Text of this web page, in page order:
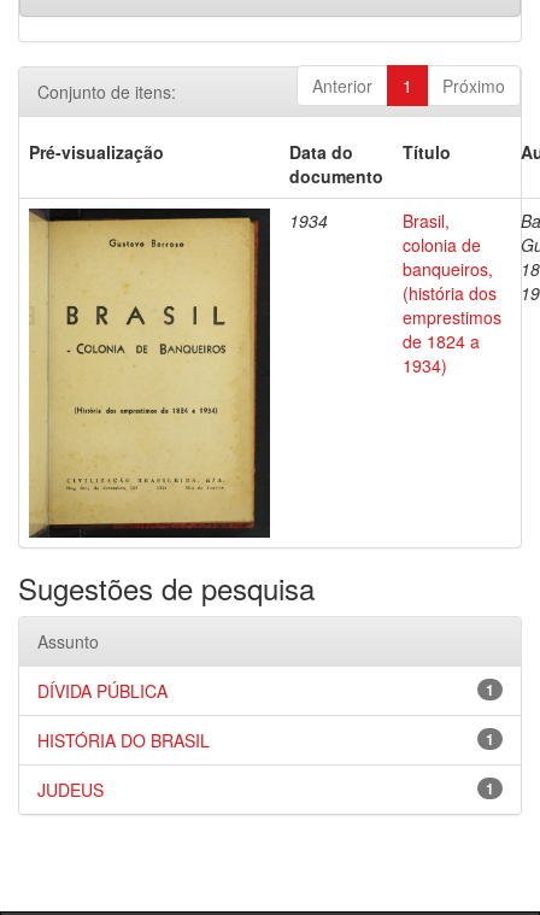
Anterior 1 Próximo
Conjunto de itens:
Pré-visualização
Data do
documento
Título
1934
Brasil,
colonia de
banqueiros,
(história dos
emprestimos
de 1824 a
1934)
Sugestões de pesquisa
Assunto
1
DÍVIDA PÚBLICA
1
HISTÓRIA DO BRASIL
1
JUDEUS